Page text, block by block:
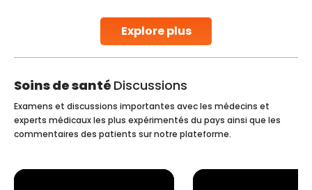
Explore plus
collected, they process the
Soins de santé Discussions
Examens et discussions importantes avec les médecins et
experts médicaux les plus expérimentés du pays ainsi que les
commentaires des patients sur notre plateforme.